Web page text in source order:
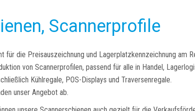
Scannerprofile
für die Preisauszeichnung und Lagerplatzkennzeichnung am
von Scannerprofilen, passend für alle in Handel,
Kühlregale, POS-Displays und Traversenregale.
unser Angebot ab.